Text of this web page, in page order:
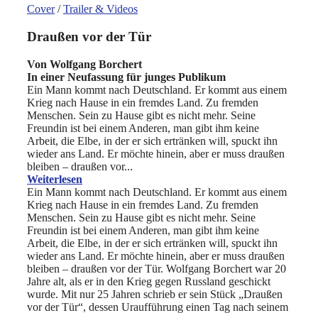
Cover/Trailer & Videos
Draußen vor der Tür
Von Wolfgang Borchert
In einer Neufassung für junges Publikum
Ein Mann kommt nach Deutschland. Er kommt aus einem
Krieg nach Hause in ein fremdes Land. Zu fremden
Menschen. Sein zu Hause gibt es nicht mehr. Seine
Freundin ist bei einem Anderen, man gibt ihm keine
Arbeit, die Elbe, in der er sich ertränken will, spuckt ihn
wieder ans Land. Er möchte hinein, aber er muss draußen
bleiben – draußen vor...
Weiterlesen
Ein Mann kommt nach Deutschland. Er kommt aus einem
Krieg nach Hause in ein fremdes Land. Zu fremden
Menschen. Sein zu Hause gibt es nicht mehr. Seine
Freundin ist bei einem Anderen, man gibt ihm keine
Arbeit, die Elbe, in der er sich ertränken will, spuckt ihn
wieder ans Land. Er möchte hinein, aber er muss draußen
bleiben – draußen vor der Tür. Wolfgang Borchert war 20
Jahre alt, als er in den Krieg gegen Russland geschickt
wurde. Mit nur 25 Jahren schrieb er sein Stück „Draußen
vor der Tür“, dessen Uraufführung einen Tag nach seinem